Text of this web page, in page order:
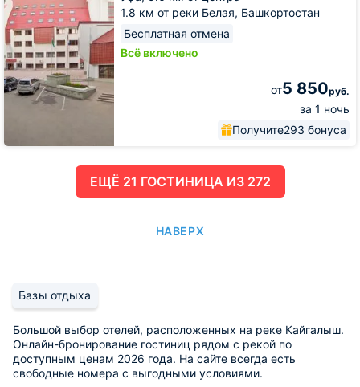
1.8 км от реки Белая, Башкортостан
Бесплатная отмена
Всё включено
от5 850руб.
за 1 ночь
Получите293 бонуса
ЕЩË 21 ГОСТИНИЦА ИЗ 272
НАВЕРХ
Базы отдыха
Большой выбор отелей, расположенных на реке Кайгалыш.
Онлайн-бронирование гостиниц рядом с рекой по
доступным ценам 2026 года. На сайте всегда есть
свободные номера с выгодными условиями.